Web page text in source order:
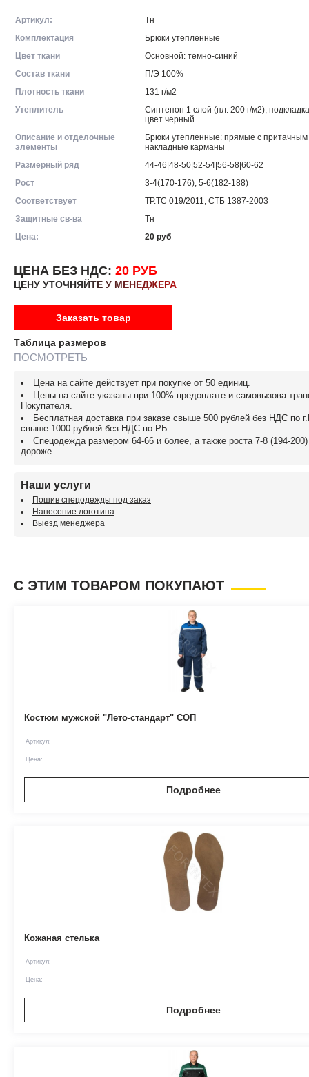
Артикул:
Тн
Комплектация
Брюки утепленные
Цвет ткани
Основной: темно-синий
Состав ткани
П/Э 100%
Плотность ткани
131 г/м2
Утеплитель
Синтепон 1 слой (пл. 200 г/м2),
цвет черный
Описание и отделочные
элементы
Брюки утепленные: прямые с
накладные карманы
Размерный ряд
44-46|48-50|52-54|56-58|60-62
Рост
3-4(170-176), 5-6(182-188)
Соответствует
ТР.ТС 019/2011, СТБ 1387-2003
Защитные св-ва
Тн
Цена:
20 руб
ЦЕНА БЕЗ НДС: 20 РУБ
ЦЕНУ УТОЧНЯЙТЕ У МЕНЕДЖЕРА
Заказать товар
Таблица размеров
ПОСМОТРЕТЬ
Цена на сайте действует при покупке от 50 единиц.
Цены на сайте указаны при 100% предоплате и самовызова
Покупателя.
Бесплатная доставка при заказе свыше 500 рублей без НДС по
свыше 1000 рублей без НДС по РБ.
Спецодежда размером 64-66 и более, а также роста 7-8 (194-
дороже.
Наши услуги
Пошив спецодежды под заказ
Нанесение логотипа
Выезд менеджера
С ЭТИМ ТОВАРОМ ПОКУПАЮТ
Костюм мужской "Лето-стандарт" СОП
Артикул:
Цена:
Подробнее
Кожаная стелька
Артикул:
Цена:
Подробнее